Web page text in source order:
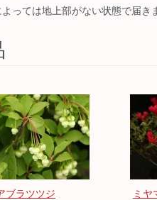
っては地上部がない状態で届き
ブラツツジ ミヤ